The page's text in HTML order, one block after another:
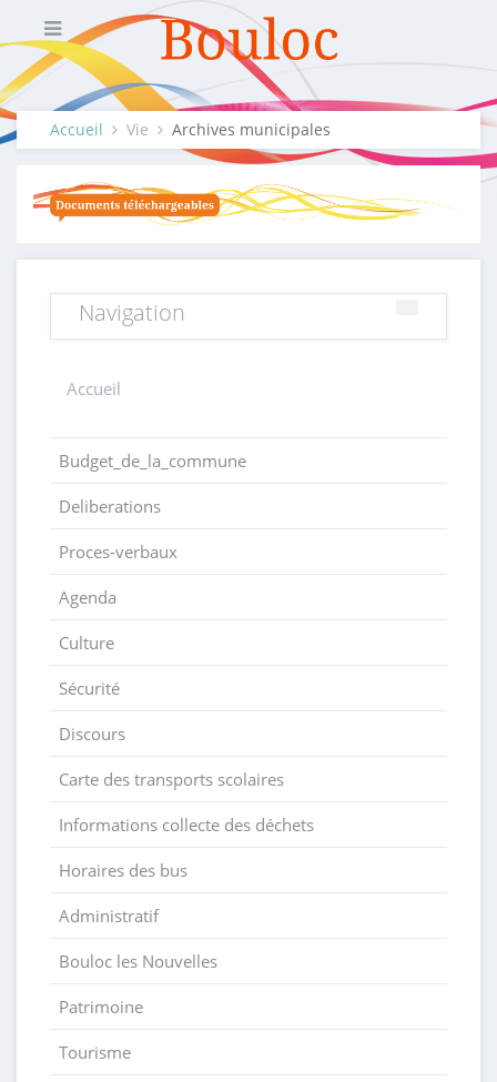
Accueil Vie Archives municipales
Navigation
Accueil
Budget_de_la_commune
Deliberations
Proces-verbaux
Agenda
Culture
Sécurité
Discours
Carte des transports scolaires
Informations collecte des déchets
Horaires des bus
Administratif
Bouloc les Nouvelles
Patrimoine
Tourisme